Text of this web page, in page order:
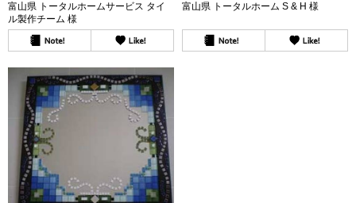
富山県 トータルホームサービス タイ
ル製作チーム 様
富山県 トータルホーム S & H 様